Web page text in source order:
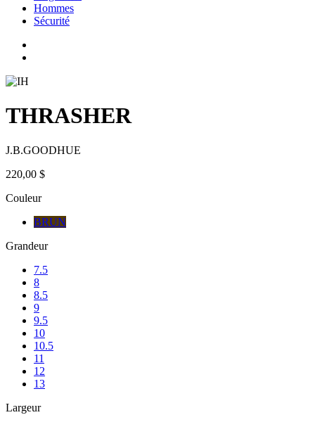
Hommes
Sécurité
THRASHER
J.B.GOODHUE
220,00 $
Couleur
BRUN
Grandeur
7.5
8
8.5
9
9.5
10
10.5
11
12
13
Largeur